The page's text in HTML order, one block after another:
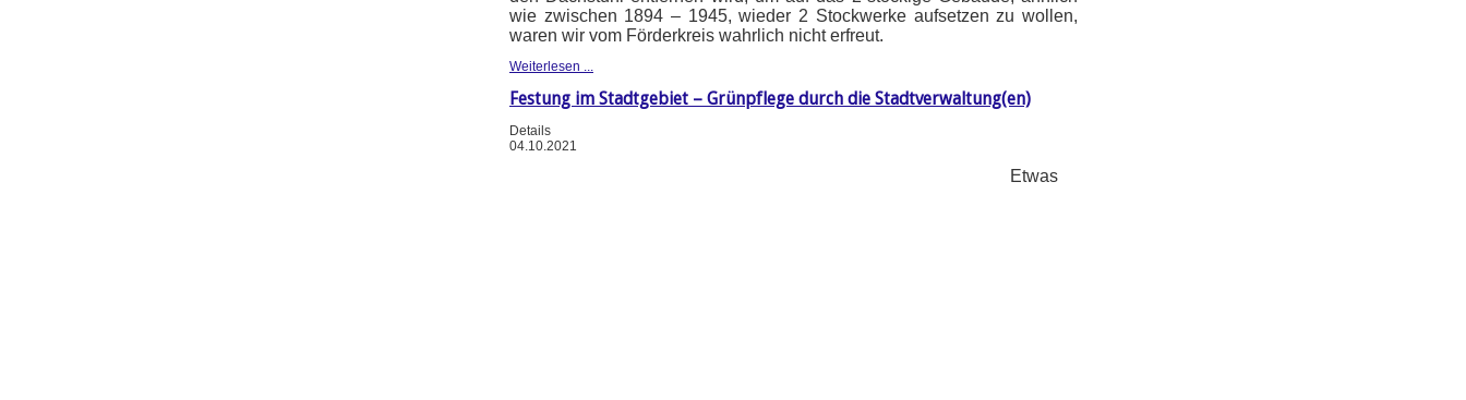
wie zwischen 1894 – 1945, wieder 2 Stockwerke aufsetzen zu wollen,
waren wir vom Förderkreis wahrlich nicht erfreut.
Weiterlesen ...
Festung im Stadtgebiet – Grünpflege durch die Stadtverwaltung(en)
Details
04.10.2021
Etwas